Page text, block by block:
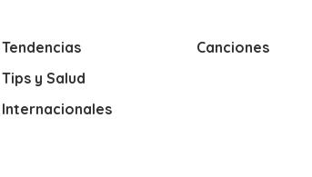
Tendencias
Tips y Salud
Internacionales
Canciones